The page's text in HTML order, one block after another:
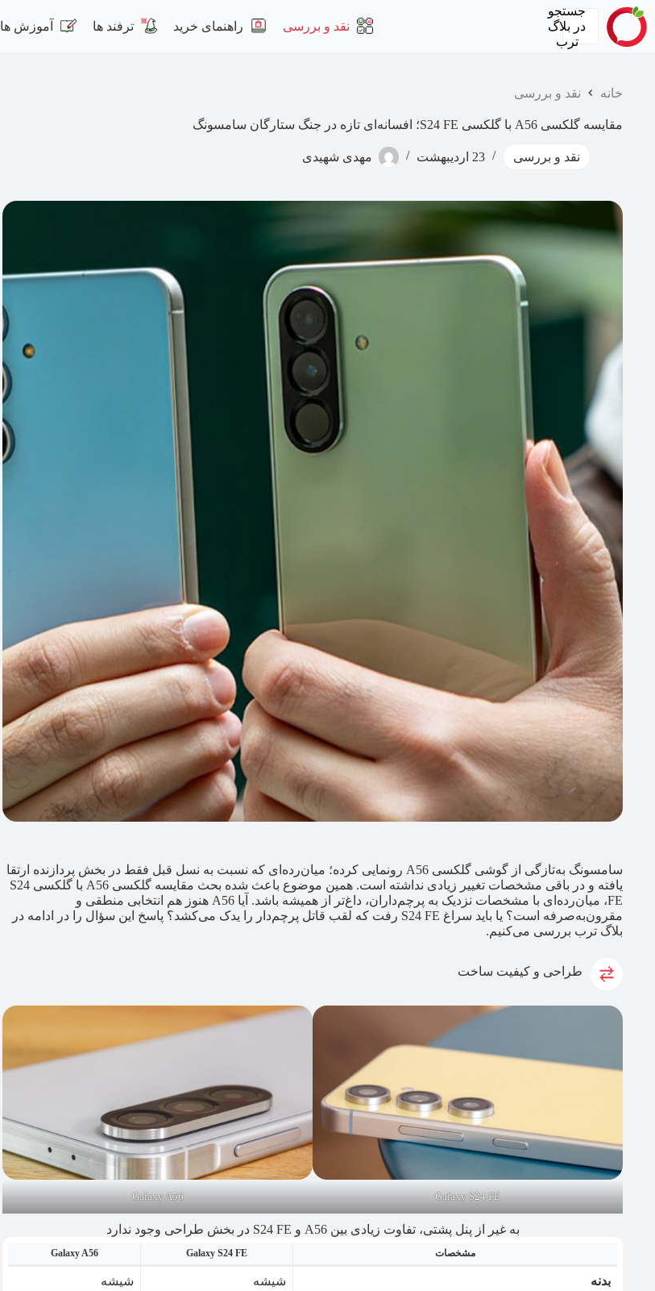
پرش
به
محتوا
جستجو
در بلاگ
ترب
نقد و بررسی راهنمای خرید ترفند ها آموزش ها
خانه نقد و بررسی
مقایسه گلکسی A56 با گلکسی S24 FE؛ افسانه‌ای تازه در جنگ ستارگان سامسونگ
نقد و بررسی 23 اردیبهشت مهدی شهیدی
سامسونگ به‌تازگی از گوشی گلکسی A56 رونمایی کرده؛ میان‌رده‌ای که نسبت به نسل قبل فقط در بخش پردازنده ارتقا
یافته و در باقی مشخصات تغییر زیادی نداشته است. همین موضوع باعث شده بحث مقایسه گلکسی A56 با گلکسی S24
FE، میان‌رده‌ای با مشخصات نزدیک به پرچم‌داران، داغ‌تر از همیشه باشد. آیا A56 هنوز هم انتخابی منطقی و
مقرون‌به‌صرفه است؟ یا باید سراغ S24 FE رفت که لقب قاتل پرچم‌دار را یدک می‌کشد؟ پاسخ این سؤال را در ادامه در
بلاگ ترب بررسی می‌کنیم.
طراحی و کیفیت ساخت
Galaxy S24 FE
Galaxy A56
به غیر از پنل پشتی، تفاوت زیادی بین A56 و S24 FE در بخش طراحی وجود ندارد
مشخصات Galaxy S24 FE
Galaxy A56
بدنه شیشه شیشه